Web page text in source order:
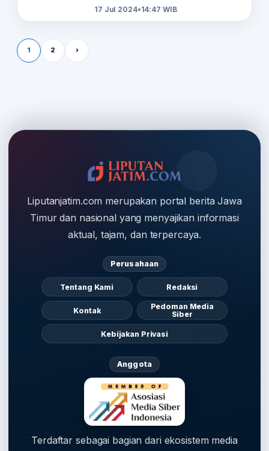
17 Jul 2024•14:47 WIB
Paginasi pos
1 2 ›
Liputanjatim.com merupakan portal berita Jawa
Timur dan nasional yang menyajikan informasi
aktual, tajam, dan terpercaya.
Perusahaan
Tentang Kami Redaksi
Kontak
Pedoman Media
Siber
Kebijakan Privasi
Anggota
Terdaftar sebagai bagian dari ekosistem media